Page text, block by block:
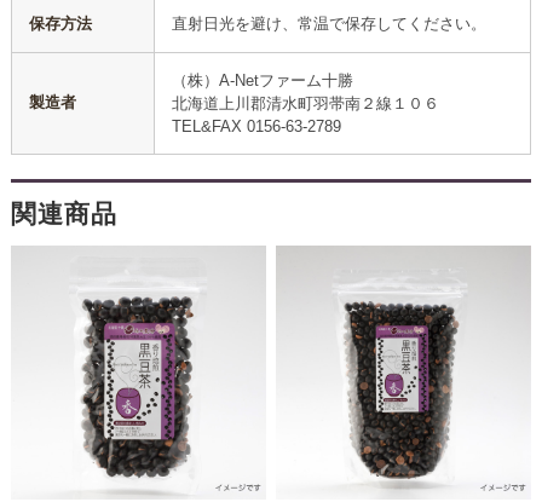
保存方法 直射日光を避け、常温で保存してください。
製造者
（株）A-Netファーム十勝
北海道上川郡清水町羽帯南２線１０６
TEL&FAX 0156-63-2789
関連商品